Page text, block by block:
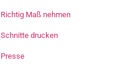
Richtig Maß nehmen
Schnitte drucken
Presse